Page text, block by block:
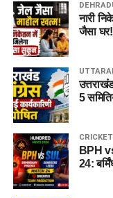
नारी
जैसा
5
CRICKET
BPH
24: